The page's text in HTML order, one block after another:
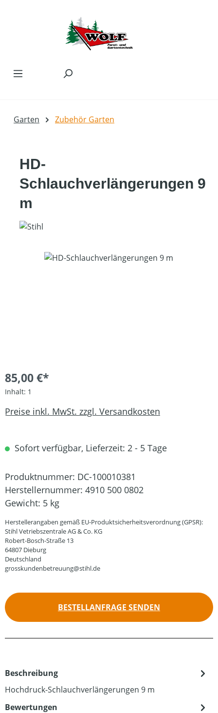
Garten Zubehör Garten
HD-
Schlauchverlängerungen 9
m
Bildergalerie überspringen
85,00 €*
Inhalt: 1
Preise inkl. MwSt. zzgl. Versandkosten
Sofort verfügbar, Lieferzeit: 2 - 5 Tage
Produktnummer: DC-100010381
Herstellernummer: 4910 500 0802
Gewicht: 5 kg
Herstellerangaben gemäß EU-Produktsicherheitsverordnung (GPSR):
Stihl Vetriebszentrale AG & Co. KG
Robert-Bosch-Straße 13
64807 Dieburg
Deutschland
grosskundenbetreuung@stihl.de
BESTELLANFRAGE SENDEN
Beschreibung
Hochdruck-Schlauchverlängerungen 9 m
Bewertungen